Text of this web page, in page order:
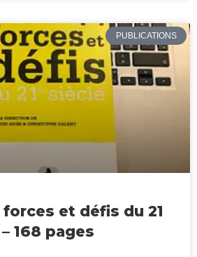
PUBLICATIONS
et défis du 21
168 pages